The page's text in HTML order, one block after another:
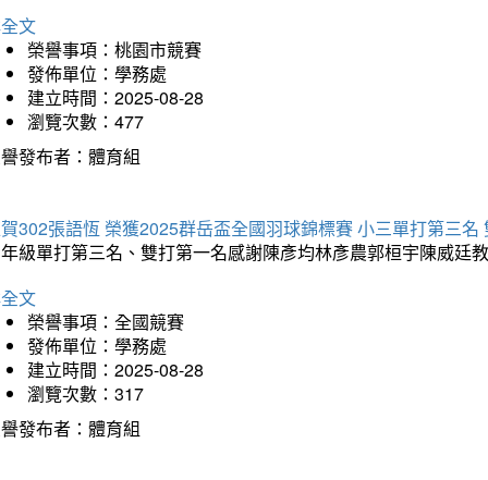
文
榮譽事項：桃園市競賽
發佈單位：學務處
建立時間：2025-08-28
瀏覽次數：477
發布者：體育組
302張語恆 榮獲2025群岳盃全國羽球錦標賽 小三單打第三名
級單打第三名、雙打第一名感謝陳彥均林彥農郭桓宇陳威廷
文
榮譽事項：全國競賽
發佈單位：學務處
建立時間：2025-08-28
瀏覽次數：317
發布者：體育組